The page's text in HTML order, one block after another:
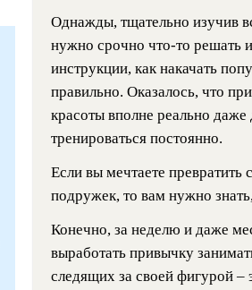
Однажды, тщательно изучив
нужно срочно что-то решать
инструкции, как накачать
правильно. Оказалось, что
красоты вполне реально
тренироваться постоянно.
Если вы мечтаете превратить
подружек, то вам нужно
Конечно, за неделю и даже
выработать привычку
следящих за своей фигурой –